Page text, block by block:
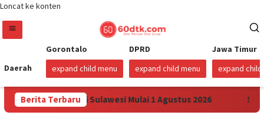
Loncat ke konten
Daerah
Gorontalo
expand child menu
DPRD
expand child menu
Jawa Timur
expand child
Berita Terbaru
Harga Pertamax di Sulawesi Mulai 1 Agustus 2026